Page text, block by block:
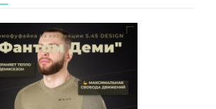
О магазине